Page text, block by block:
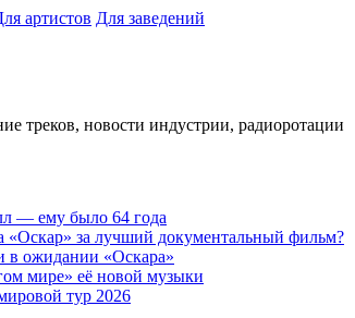
артистов Для заведений
треков, новости индустрии, радиоротации
— ему было 64 года
«Оскар» за лучший документальный фильм?
в ожидании «Оскара»
мире» её новой музыки
тур 2026